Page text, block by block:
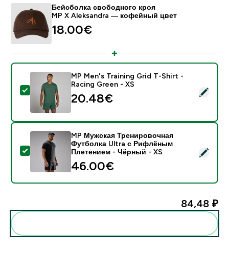
Бейсболка свободного кроя
MP X Aleksandra ― кофейный цвет
18.00€‎
- MP Men's Training Grid T-Shirt - Racing Green - XS
MP Men's Training Grid T-Shirt -
Racing Green - XS
20.48€‎
- MP Мужская Тренировочная Футболка Ultra с
MP Мужская Тренировочная
Футболка Ultra с Рифлёным
Плетением - Чёрный - XS
46.00€‎
84,48 ₽‎